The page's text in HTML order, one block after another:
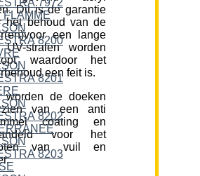
Dit is de garantie
het behoud van de
een lange
UV-stralen worden
waardoor het
een feit is.
worden de doeken
van een anti
coating en
voor het
van vuil en